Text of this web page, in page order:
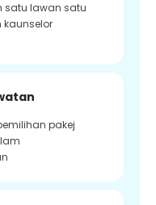
satu lawan satu
pakej